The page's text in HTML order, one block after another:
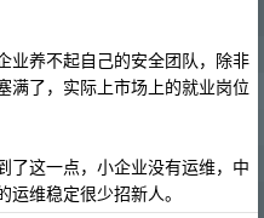
业养不起自己的安全团队，除非
满了，实际上市场上的就业岗位
了这一点，小企业没有运维，中
维稳定很少招新人。